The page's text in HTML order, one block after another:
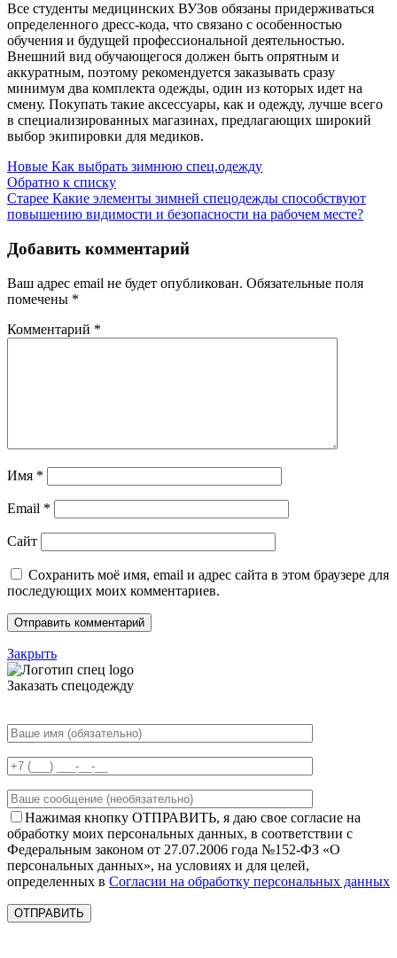
Все студенты медицинских ВУЗов обязаны придерживаться
определенного дресс-кода, что связано с особенностью
обучения и будущей профессиональной деятельностью.
Внешний вид обучающегося должен быть опрятным и
аккуратным, поэтому рекомендуется заказывать сразу
минимум два комплекта одежды, один из которых идет на
смену. Покупать такие аксессуары, как и одежду, лучше всего
в специализированных магазинах, предлагающих широкий
выбор экипировки для медиков.
Новые Как выбрать зимнюю спец.одежду
Обратно к списку
Старее Какие элементы зимней спецодежды способствуют
повышению видимости и безопасности на рабочем месте?
Добавить комментарий
Ваш адрес email не будет опубликован. Обязательные поля
помечены *
Комментарий *
Имя *
Email *
Сайт
Сохранить моё имя, email и адрес сайта в этом браузере для
последующих моих комментариев.
Закрыть
Заказать спецодежду
Нажимая кнопку ОТПРАВИТЬ, я даю свое согласие на
обработку моих персональных данных, в соответствии с
Федеральным законом от 27.07.2006 года №152-ФЗ «О
персональных данных», на условиях и для целей,
определенных в Согласии на обработку персональных данных